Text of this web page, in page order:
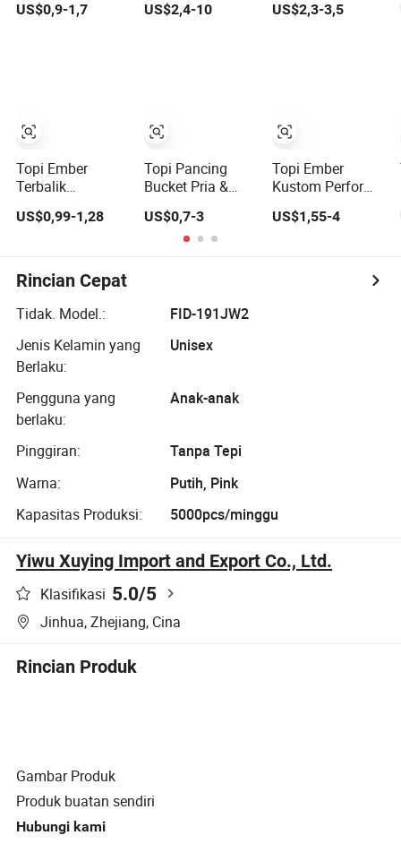
ember
US$0,9-1,7
Topi Ember
Terbalik
Pancingan Pantai
Bordir Kustom
Dewasa
US$0,99-1,28
dari Kertas FSC
US$2,4-10
Topi Pancing
Bucket Pria &
Wanita
Perlindungan
Sinar Matahari
Dua Sisi Kustom
US$0,7-3
Pancing Bucket
US$2,3-3,5
Topi Ember
Kustom Performa
Olahraga dengan
Penyerapan
US$1,55-4
Rincian Cepat
Tidak. Model.:
FID-191JW2
Jenis Kelamin yang
Berlaku:
Unisex
Pengguna yang
berlaku:
Anak-anak
Pinggiran:
Tanpa Tepi
Warna:
Putih, Pink
Kapasitas Produksi:
5000pcs/minggu
Yiwu Xuying Import and Export Co., Ltd.
Klasifikasi 5.0/5
Jinhua, Zhejiang, Cina
Rincian Produk
Gambar Produk
Produk buatan sendiri
Hubungi kami